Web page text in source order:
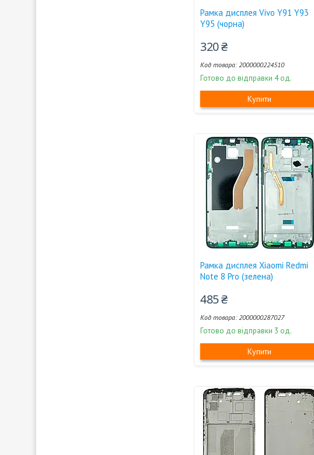
Рамка дисплея Vivo Y91 Y93
Y95 (чорна)
320 ₴
2000000224510
Готово до відправки 4 од.
Купити
Рамка дисплея Xiaomi Redmi
Note 8 Pro (зелена)
485 ₴
2000000287027
Готово до відправки 3 од.
Купити